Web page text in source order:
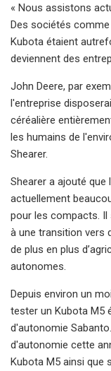
« Nous assistons
Des sociétés comme
Kubota étaient
deviennent des
John Deere, par
l'entreprise
céréalière
les humains de
Shearer.
Shearer a ajouté
actuellement
pour les compacts. Il
à une transition vers
de plus en plus
autonomes.
Depuis environ un
tester un Kubota M5
d'autonomie
d'autonomie cette
Kubota M5 ainsi que